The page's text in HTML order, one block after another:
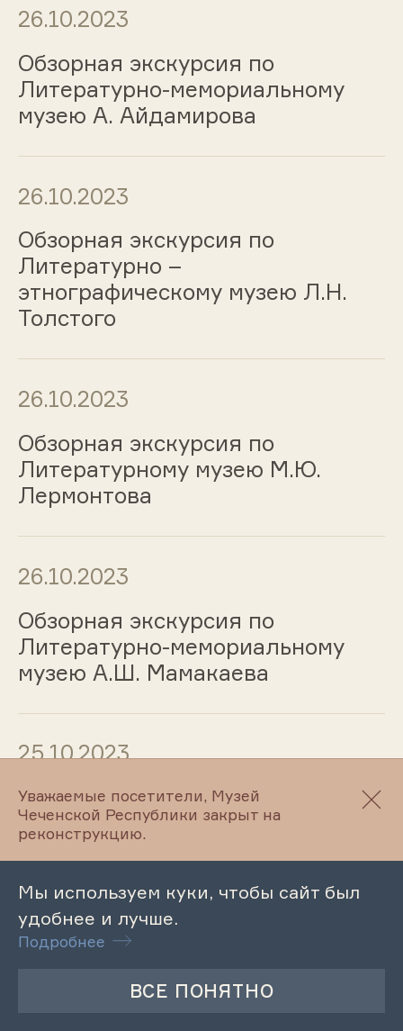
26.10.2023
Обзорная экскурсия по
Литературно-мемориальному
музею А. Айдамирова
26.10.2023
Обзорная экскурсия по
Литературно –
этнографическому музею Л.Н.
Толстого
26.10.2023
Обзорная экскурсия по
Литературному музею М.Ю.
Лермонтова
26.10.2023
Обзорная экскурсия по
Литературно-мемориальному
музею А.Ш. Мамакаева
25.10.2023
Музейный урок «Творчество А.
Авторханова»
24.10.2023
Обзорная экскурсия по
Уважаемые посетители, Музей
Чеченской Республики закрыт на
реконструкцию.
Мы используем куки, чтобы сайт был
удобнее и лучше.
Подробнее